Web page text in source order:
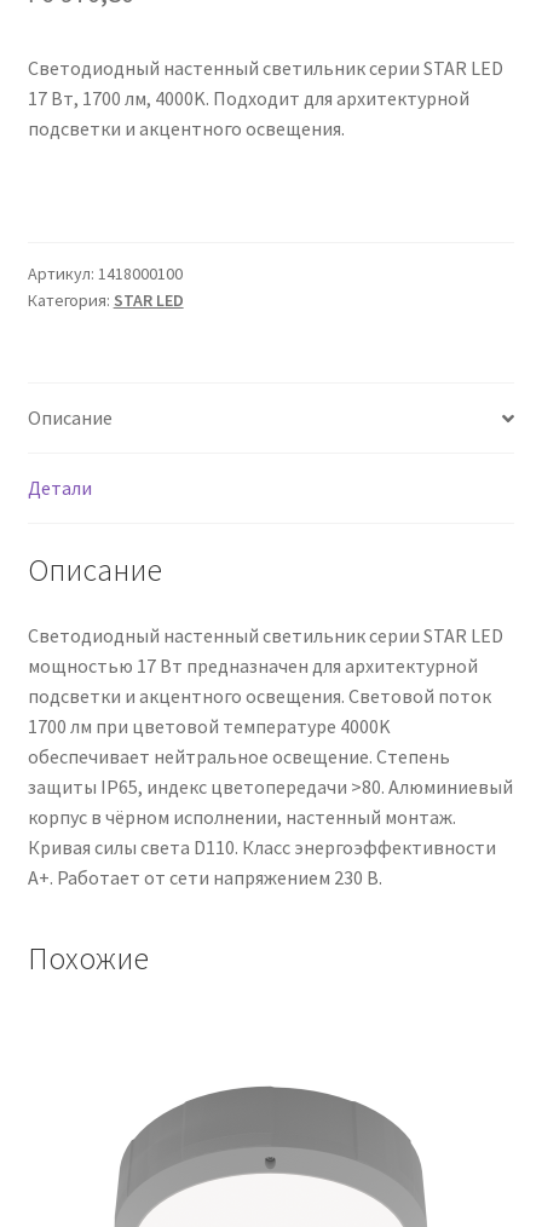
Сертификаты
Таблица выбора вводного щитка
Светодиодный настенный светильник серии STAR LED
17 Вт, 1700 лм, 4000K. Подходит для архитектурной
подсветки и акцентного освещения.
Артикул: 1418000100
Категория: STAR LED
Описание
Детали
Описание
Светодиодный настенный светильник серии STAR LED
мощностью 17 Вт предназначен для архитектурной
подсветки и акцентного освещения. Световой поток
1700 лм при цветовой температуре 4000K
обеспечивает нейтральное освещение. Степень
защиты IP65, индекс цветопередачи >80. Алюминиевый
корпус в чёрном исполнении, настенный монтаж.
Кривая силы света D110. Класс энергоэффективности
A+. Работает от сети напряжением 230 В.
Похожие